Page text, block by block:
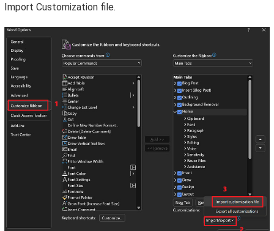
Import Customization file.